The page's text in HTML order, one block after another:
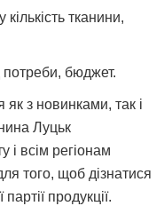
тканини,
потреби, бюджет.
з новинками, так і
Луцьк
і всім регіонам
того, щоб дізнатися
продукції.